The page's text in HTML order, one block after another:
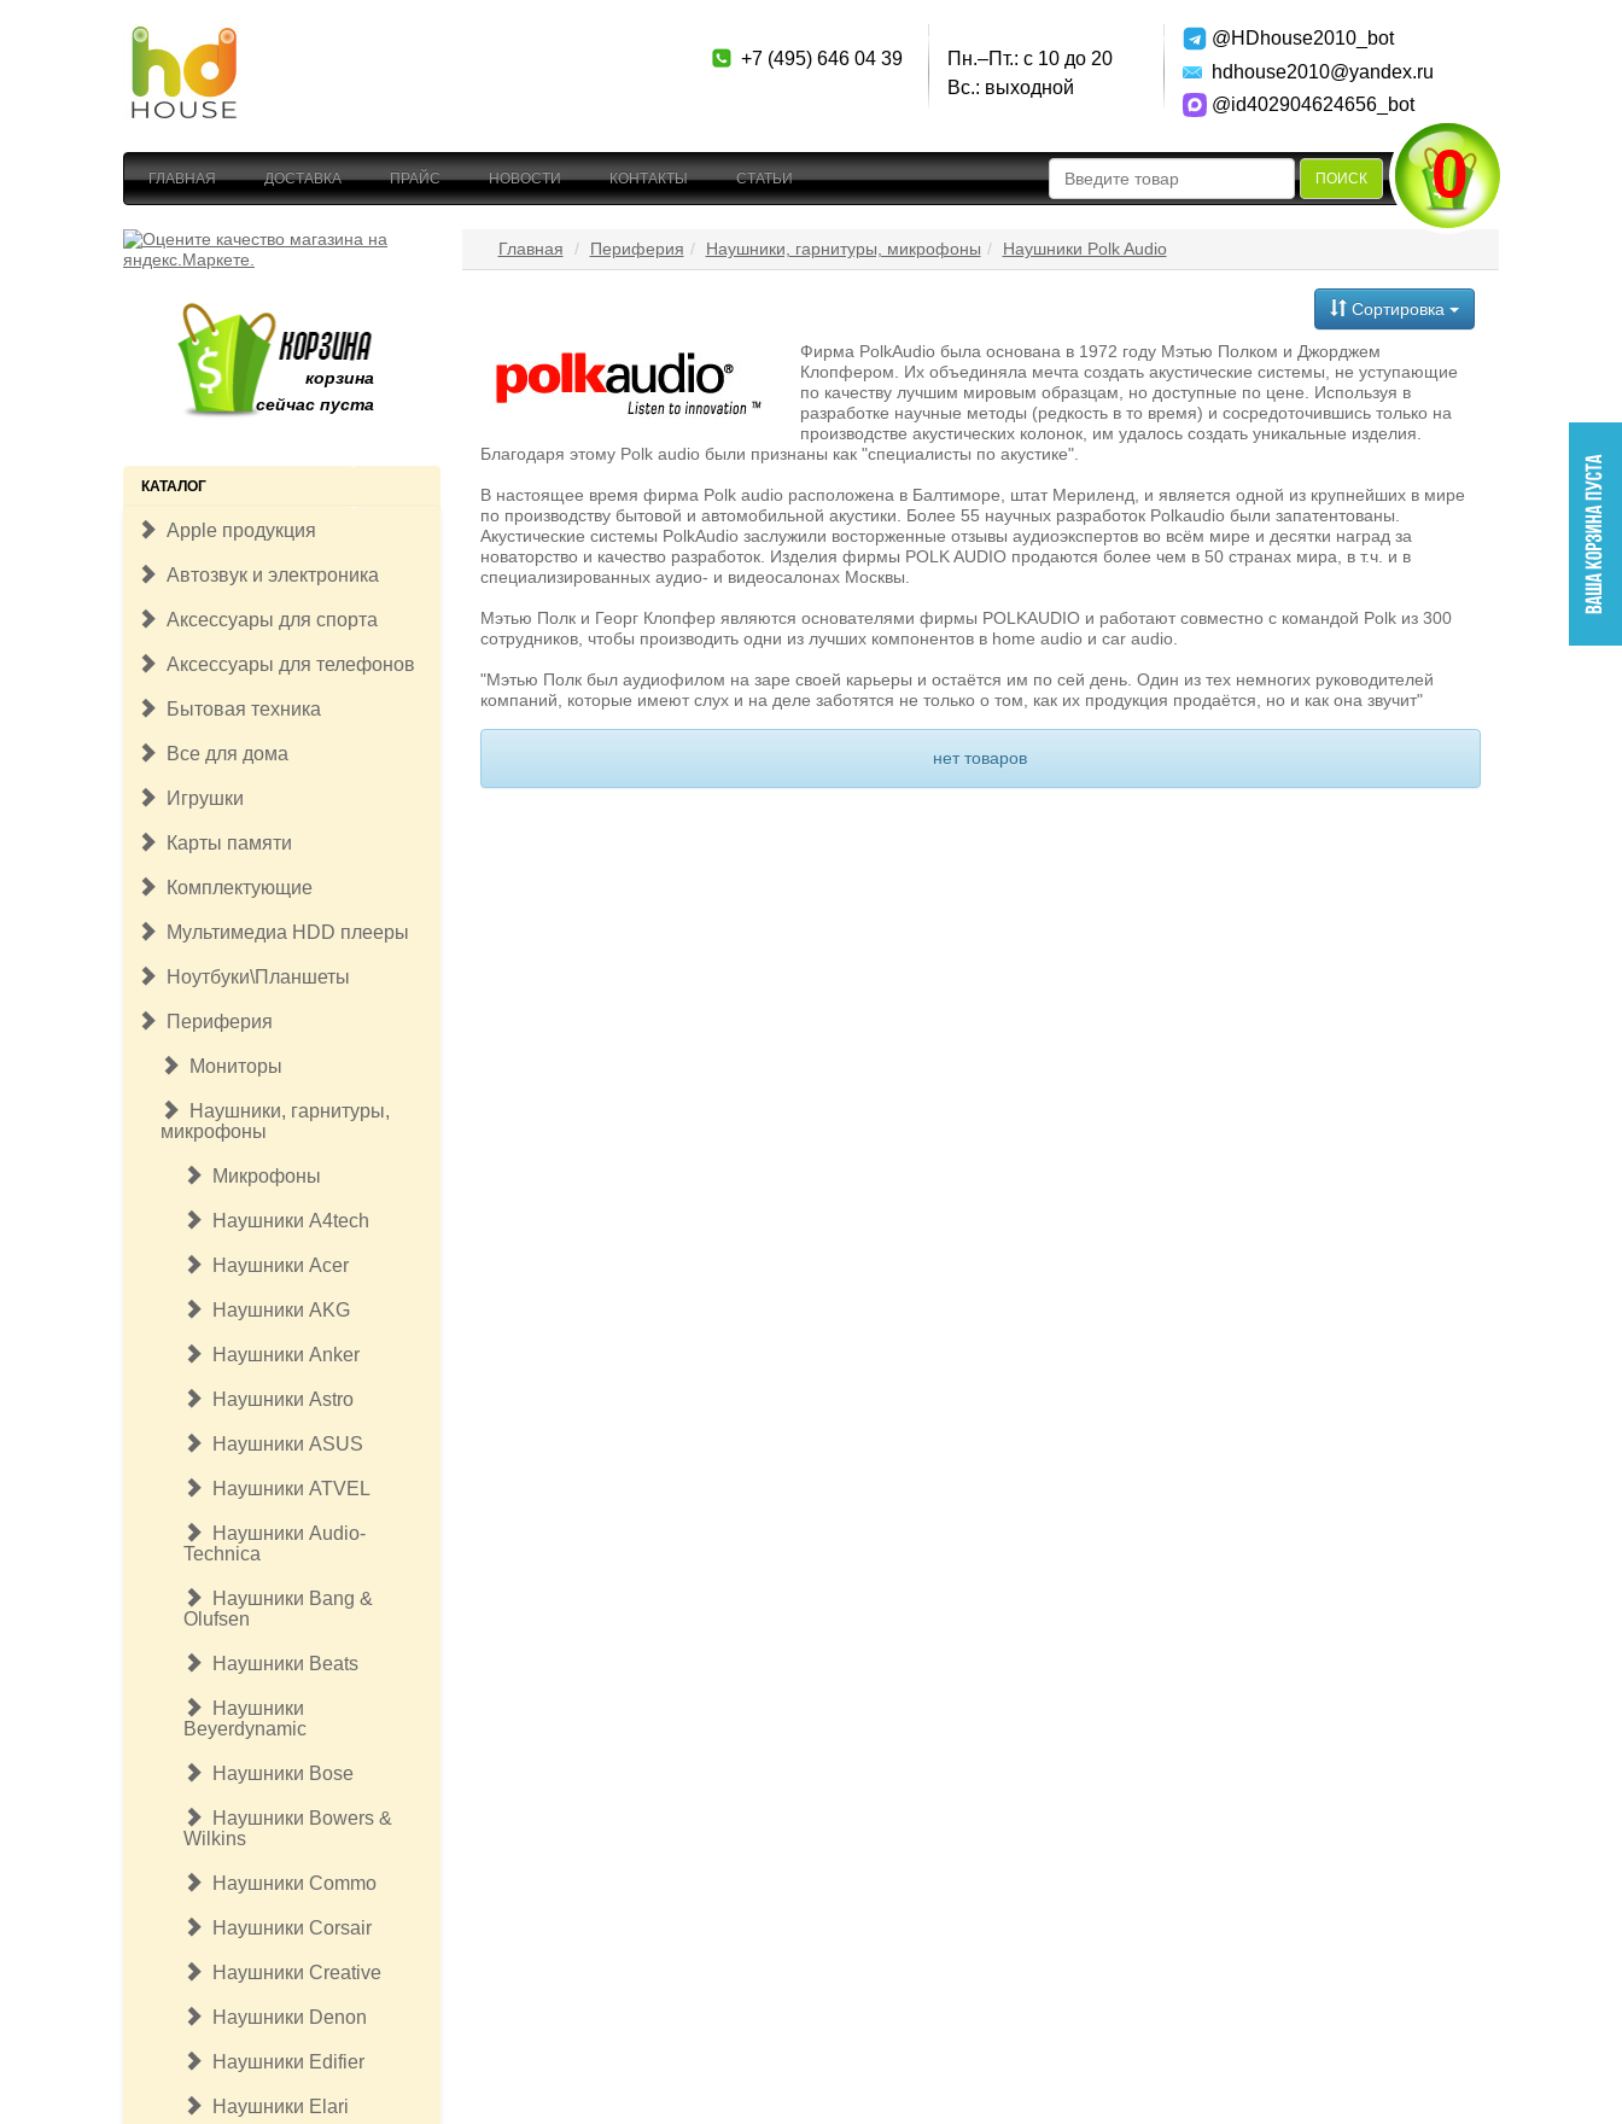
+7 (495) 646 04 39
Пн.–Пт.: с 10 до 20
Вс.: выходной
@HDhouse2010_bot
hdhouse2010@yandex.ru
@id402904624656_bot
ГЛАВНАЯ ДОСТАВКА ПРАЙС НОВОСТИ КОНТАКТЫ СТАТЬИ ПОИСК 0
корзина
сейчас пуста
КАТАЛОГ
Apple продукция
Автозвук и электроника
Аксессуары для спорта
Аксессуары для телефонов
Бытовая техника
Все для дома
Игрушки
Карты памяти
Комплектующие
Мультимедиа HDD плееры
Ноутбуки\Планшеты
Периферия
Мониторы
Наушники, гарнитуры,
микрофоны
Микрофоны
Наушники A4tech
Наушники Acer
Наушники AKG
Наушники Anker
Наушники Astro
Наушники ASUS
Наушники ATVEL
Наушники Audio-
Technica
Наушники Bang &
Olufsen
Наушники Beats
Наушники
Beyerdynamic
Наушники Bose
Наушники Bowers &
Wilkins
Наушники Commo
Наушники Corsair
Наушники Creative
Наушники Denon
Наушники Edifier
Наушники Elari
Главная Периферия Наушники, гарнитуры, микрофоны Наушники Polk Audio
Сортировка
Фирма PolkAudio была основана в 1972 году Мэтью Полком и Джорджем
Клопфером. Их объединяла мечта создать акустические системы, не уступающие
по качеству лучшим мировым образцам, но доступные по цене. Используя в
разработке научные методы (редкость в то время) и сосредоточившись только на
производстве акустических колонок, им удалось создать уникальные изделия.
Благодаря этому Polk audio были признаны как "специалисты по акустике".
В настоящее время фирма Polk audio расположена в Балтиморе, штат Мериленд, и является одной из крупнейших в мире
по производству бытовой и автомобильной акустики. Более 55 научных разработок Polkaudio были запатентованы.
Акустические системы PolkAudio заслужили восторженные отзывы аудиоэкспертов во всём мире и десятки наград за
новаторство и качество разработок. Изделия фирмы POLK AUDIO продаются более чем в 50 странах мира, в т.ч. и в
специализированных аудио- и видеосалонах Москвы.
Мэтью Полк и Георг Клопфер являются основателями фирмы POLKAUDIO и работают совместно с командой Polk из 300
сотрудников, чтобы производить одни из лучших компонентов в home audio и car audio.
"Мэтью Полк был аудиофилом на заре своей карьеры и остаётся им по сей день. Один из тех немногих руководителей
компаний, которые имеют слух и на деле заботятся не только о том, как их продукция продаётся, но и как она звучит"
нет товаров